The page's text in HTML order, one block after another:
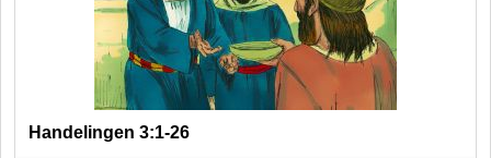
Handelingen 3:1-26